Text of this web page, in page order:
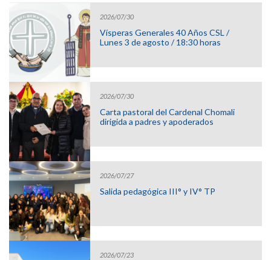
2026/07/30
Vísperas Generales 40 Años CSL /
Lunes 3 de agosto / 18:30 horas
2026/07/30
Carta pastoral del Cardenal Chomali
dirigida a padres y apoderados
2026/07/27
Salida pedagógica III° y IV° TP
2026/07/23